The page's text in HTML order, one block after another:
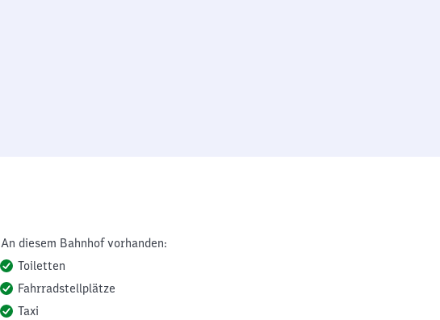
An diesem Bahnhof vorhanden:
Toiletten
Fahrradstellplätze
Taxi